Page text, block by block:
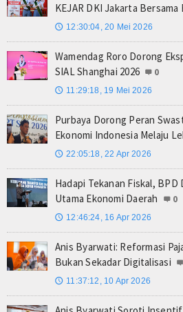
KEJAR DKI Jakarta Bersama
🕔 12:30:04, 20 Mei 2026
Wamendag Roro Dorong
SIAL Shanghai 2026
0
🕔 11:29:18, 19 Mei 2026
Purbaya Dorong Peran
Ekonomi Indonesia Melaju
🕔 22:05:18, 22 Apr 2026
Hadapi Tekanan Fiskal,
Utama Ekonomi Daerah
0
🕔 12:46:24, 16 Apr 2026
Anis Byarwati: Reformasi
Bukan Sekadar Digitalisasi
🕔 11:37:12, 10 Apr 2026